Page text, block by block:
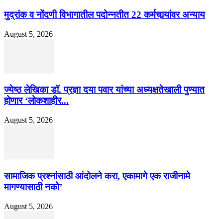
मुद्रांक व नोंदणी विभागातील पदोन्नतीत 22 कर्मचार्‍यांवर अन्याय
August 5, 2026
ज्येष्ठ लेखिका डॉ. प्रज्ञा दया पवार यांच्या अध्यक्षतेखाली पुण्यात
होणार ‘लोकशाहीर...
August 5, 2026
सामाजिक प्रश्नांसाठी आंदोलने करा, एकामागे एक राजीनामे
मागण्यासाठी नको’
August 5, 2026